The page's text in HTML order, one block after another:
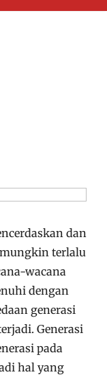
dan
terlalu
wacana
dengan
generasi
Generasi
pada
hal yang